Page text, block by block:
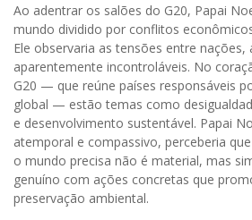
Ao adentrar os salões do G20, Papai
mundo dividido por conflitos
Ele observaria as tensões entre nações,
aparentemente incontroláveis. No
G20 — que reúne países responsáveis
global — estão temas como
e desenvolvimento sustentável. Papai
atemporal e compassivo, perceberia
o mundo precisa não é material, mas
genuíno com ações concretas que
preservação ambiental.